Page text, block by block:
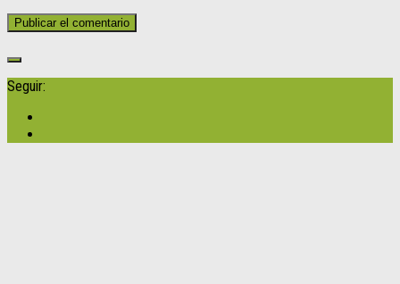
Seguir: